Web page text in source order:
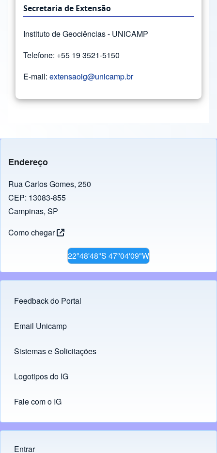
Secretaria de Extensão
Instituto de Geociências - UNICAMP
Telefone: +55 19 3521-5150
E-mail: extensaoig@unicamp.br
Endereço
Rua Carlos Gomes, 250
CEP: 13083-855
Campinas, SP
Como chegar
22º48'48"S 47º04'09"W
Footer menu
Feedback do Portal
Links
Email Unicamp
(opens in new tab)
Sistemas e Solicitações
(opens in new tab)
Logotipos do IG
(opens in new tab)
Fale com o IG
Entrar